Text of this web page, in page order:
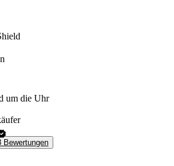
um die Uhr
Bewertungen